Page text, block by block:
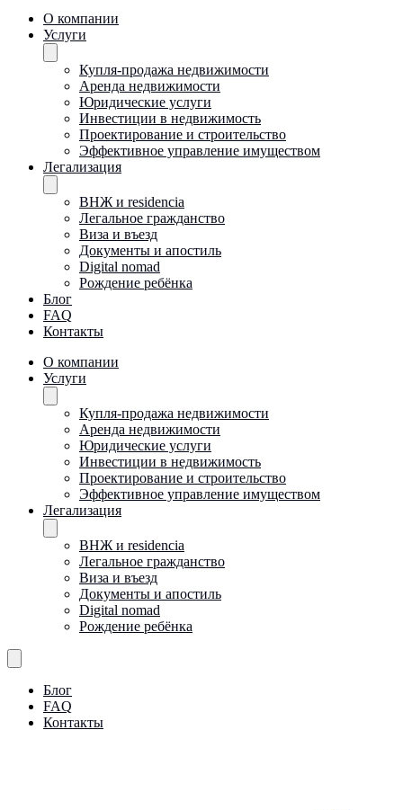
О компании
Услуги
Купля-продажа недвижимости
Аренда недвижимости
Юридические услуги
Инвестиции в недвижимость
Проектирование и строительство
Эффективное управление имуществом
Легализация
ВНЖ и residencia
Легальное гражданство
Виза и въезд
Документы и апостиль
Digital nomad
Рождение ребёнка
Блог
FAQ
Контакты
О компании
Услуги
Купля-продажа недвижимости
Аренда недвижимости
Юридические услуги
Инвестиции в недвижимость
Проектирование и строительство
Эффективное управление имуществом
Легализация
ВНЖ и residencia
Легальное гражданство
Виза и въезд
Документы и апостиль
Digital nomad
Рождение ребёнка
Блог
FAQ
Контакты